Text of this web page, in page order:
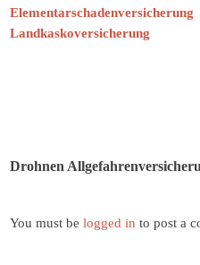
Elementarschadenversicherung
Landkaskoversicherung
Drohnen
You must be logged in to post a